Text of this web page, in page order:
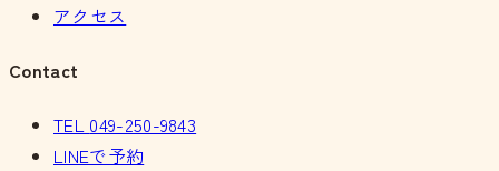
アクセス
Contact
TEL 049-250-9843
LINEで予約